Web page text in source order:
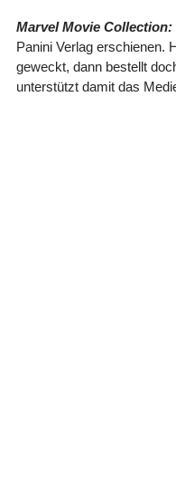
Marvel Movie Collection:
Panini Verlag erschienen.
geweckt, dann bestellt
unterstützt damit das